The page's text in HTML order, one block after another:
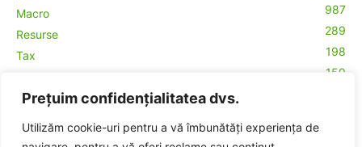
Prețuim confidențialitatea dvs.
Utilizăm cookie-uri pentru a vă îmbunătăți experiența de
Macro
987
Resurse
289
Tax
198
159
Contabilitate
Crypto